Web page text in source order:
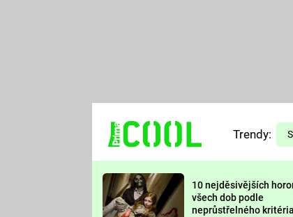
TŘESKU
FUTURAMA
PREDÁTOR
Trendy:
10 nejděsivějších
všech dob podle
neprůstřelného